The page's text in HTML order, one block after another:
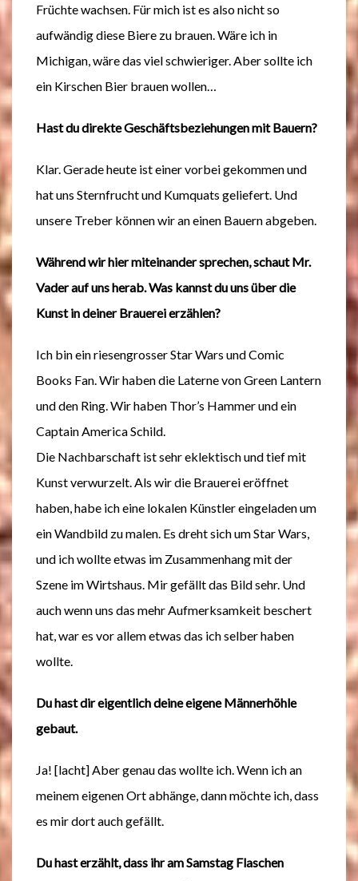
Früchte wachsen. Für mich ist es also nicht so
aufwändig diese Biere zu brauen. Wäre ich in
Michigan, wäre das viel schwieriger. Aber sollte ich
ein Kirschen Bier brauen wollen…
Hast du direkte Geschäftsbeziehungen mit Bauern?
Klar. Gerade heute ist einer vorbei gekommen und
hat uns Sternfrucht und Kumquats geliefert. Und
unsere Treber können wir an einen Bauern abgeben.
Während wir hier miteinander sprechen, schaut Mr.
Vader auf uns herab. Was kannst du uns über die
Kunst in deiner Brauerei erzählen?
Ich bin ein riesengrosser Star Wars und Comic
Books Fan. Wir haben die Laterne von Green Lantern
und den Ring. Wir haben Thor’s Hammer und ein
Captain America Schild.
Die Nachbarschaft ist sehr eklektisch und tief mit
Kunst verwurzelt. Als wir die Brauerei eröffnet
haben, habe ich eine lokalen Künstler eingeladen um
ein Wandbild zu malen. Es dreht sich um Star Wars,
und ich wollte etwas im Zusammenhang mit der
Szene im Wirtshaus. Mir gefällt das Bild sehr. Und
auch wenn uns das mehr Aufmerksamkeit beschert
hat, war es vor allem etwas das ich selber haben
wollte.
Du hast dir eigentlich deine eigene Männerhöhle
gebaut.
Ja! [lacht] Aber genau das wollte ich. Wenn ich an
meinem eigenen Ort abhänge, dann möchte ich, dass
es mir dort auch gefällt.
Du hast erzählt, dass ihr am Samstag Flaschen